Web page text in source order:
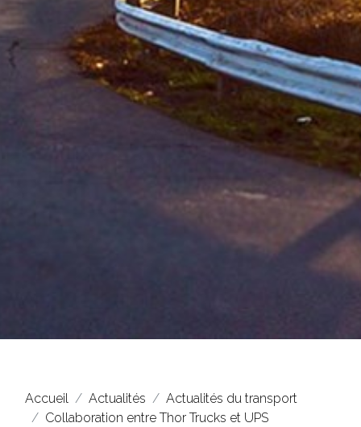
Accueil Actualités
Actualités du transport
Collaboration entre Thor Trucks et UPS